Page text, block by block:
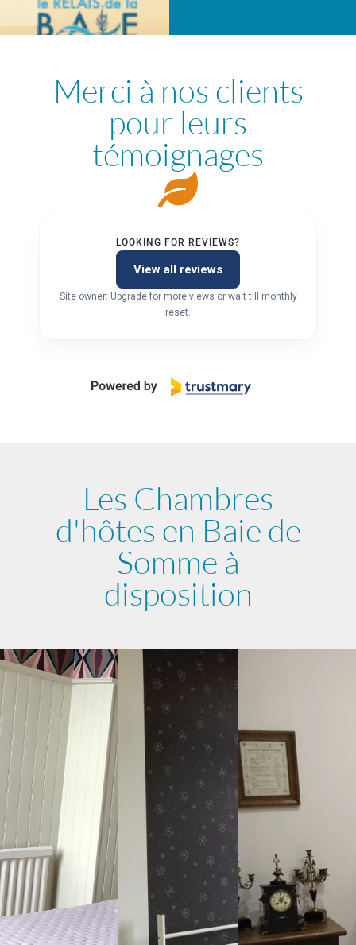
Merci à nos clients
pour leurs
témoignages
LOOKING FOR REVIEWS?
View all reviews
Site owner: Upgrade for more views or wait till monthly
reset.
Les Chambres
d'hôtes en Baie de
Somme à
disposition